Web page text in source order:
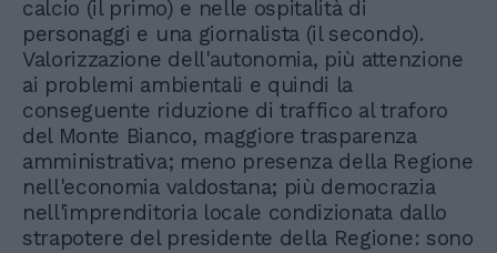
calcio (il primo) e nelle ospitalità di
personaggi e una giornalista (il secondo).
Valorizzazione dell'autonomia, più attenzione
ai problemi ambientali e quindi la
conseguente riduzione di traffico al traforo
del Monte Bianco, maggiore trasparenza
amministrativa; meno presenza della Regione
nell'economia valdostana; più democrazia
nell'imprenditoria locale condizionata dallo
strapotere del presidente della Regione: sono